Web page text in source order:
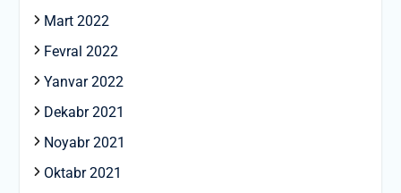
Mart 2022
Fevral 2022
Yanvar 2022
Dekabr 2021
Noyabr 2021
Oktabr 2021